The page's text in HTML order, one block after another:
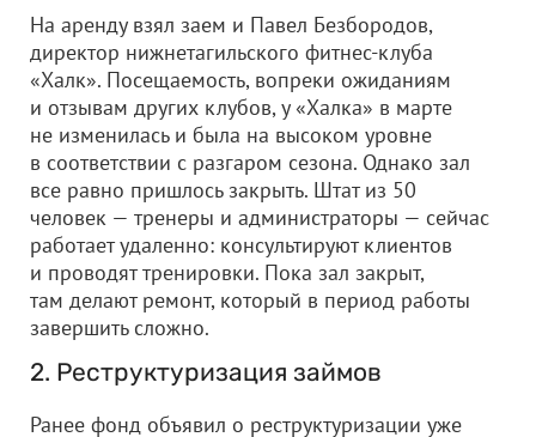
На аренду взял заем и Павел Безбородов,
директор нижнетагильского фитнес-клуба
«Халк». Посещаемость, вопреки ожиданиям
и отзывам других клубов, у «Халка» в марте
не изменилась и была на высоком уровне
в соответствии с разгаром сезона. Однако зал
все равно пришлось закрыть. Штат из 50
человек — тренеры и администраторы — сейчас
работает удаленно: консультируют клиентов
и проводят тренировки. Пока зал закрыт,
там делают ремонт, который в период работы
завершить сложно.
2. Реструктуризация займов
Ранее фонд объявил о реструктуризации уже